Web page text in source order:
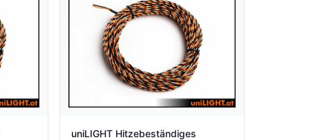
uniLIGHT Hitzebeständiges